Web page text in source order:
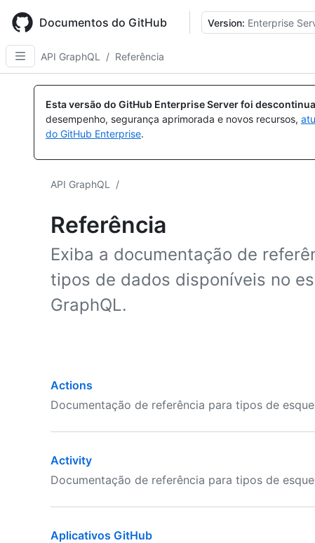
main
content
Documentos do GitHub Version: Enterprise
API GraphQL
/ Referência
Esta versão do GitHub Enterprise Server foi
desempenho, segurança aprimorada e novos recursos,
do GitHub Enterprise.
API GraphQL /
Referência
Exiba a documentação de
tipos de dados disponíveis no
GraphQL.
Actions
Documentação de referência para tipos de
Activity
Documentação de referência para tipos de
Aplicativos GitHub